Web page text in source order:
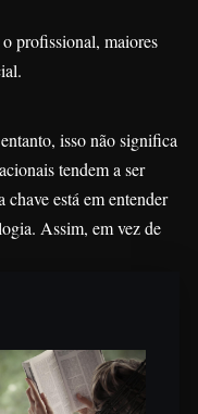
profissional, maiores
isso não significa
tendem a ser
está em entender
Assim, em vez de